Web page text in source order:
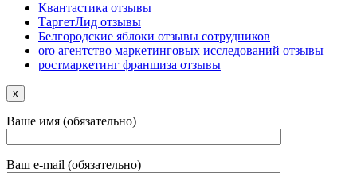
Квантастика отзывы
ТаргетЛид отзывы
Белгородские яблоки отзывы сотрудников
oro агентство маркетинговых исследований отзывы
ростмаркетинг франшиза отзывы
x
Ваше имя (обязательно)
Ваш e-mail (обязательно)